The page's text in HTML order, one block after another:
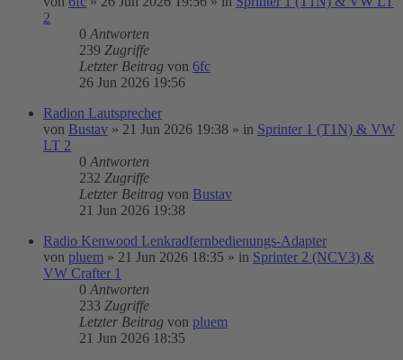
2
0 Antworten
239 Zugriffe
Letzter Beitrag von 6fc
26 Jun 2026 19:56
Radion Lautsprecher
von Bustav » 21 Jun 2026 19:38 » in Sprinter 1 (T1N) & VW
LT 2
0 Antworten
232 Zugriffe
Letzter Beitrag von Bustav
21 Jun 2026 19:38
Radio Kenwood Lenkradfernbedienungs-Adapter
von pluem » 21 Jun 2026 18:35 » in Sprinter 2 (NCV3) &
VW Crafter 1
0 Antworten
233 Zugriffe
Letzter Beitrag von pluem
21 Jun 2026 18:35